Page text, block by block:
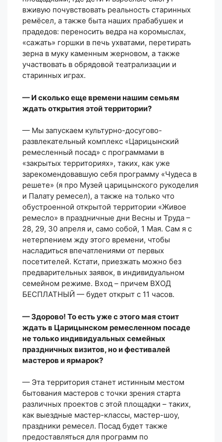
вживую почувствовать реальность старинных
ремёсел, а также быта наших прабабушек и
прадедов: переносить ведра на коромыслах,
«сажать» горшки в печь ухватами, перетирать
зерна в муку каменным жерновом, а также
участвовать в обрядовой театрализации и
старинных играх.
— И сколько еще времени нашим семьям
ждать открытия этой территории?
— Мы запускаем культурно-досугово-
развлекательный комплекс «Царицынский
ремесленный посад» с программами в
«закрытых территориях», таких, как уже
зарекомендовавшую себя программу «Чудеса в
решете» (я про Музей царицынского рукоделия
и Палату ремесел), а также на только что
обустроенной открытой территории «Живое
ремесло» в праздничные дни Весны и Труда –
28, 29, 30 апреля и, само собой, 1 Мая. Сам я с
нетерпением жду этого времени, чтобы
насладиться впечатлениями от первых
посетителей. Кстати, приезжать можно без
предварительных заявок, в индивидуальном
семейном режиме. Вход – причем ВХОД
БЕСПЛАТНЫЙ — будет открыт с 11 часов.
— Здорово! То есть уже с этого мая стоит
ждать в Царицынском ремесленном посаде
не только индивидуальных семейных
праздничных визитов, но и фестивалей
мастеров и ярмарок?
— Эта территория станет истинным местом
бытования мастеров с точки зрения старта
различных проектов с этой площадки – таких,
как выездные мастер-классы, мастер-шоу,
праздники ремесел. Посад будет также
предоставляться для программ по